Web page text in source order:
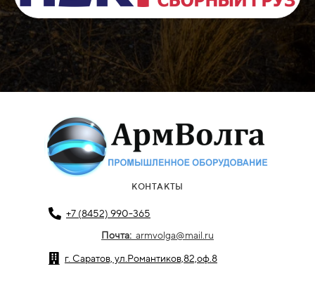
КОНТАКТЫ
+7 (8452) 990-365
Почта: armvolga@mail.ru
г. Саратов, ул.Романтиков,82,оф.8